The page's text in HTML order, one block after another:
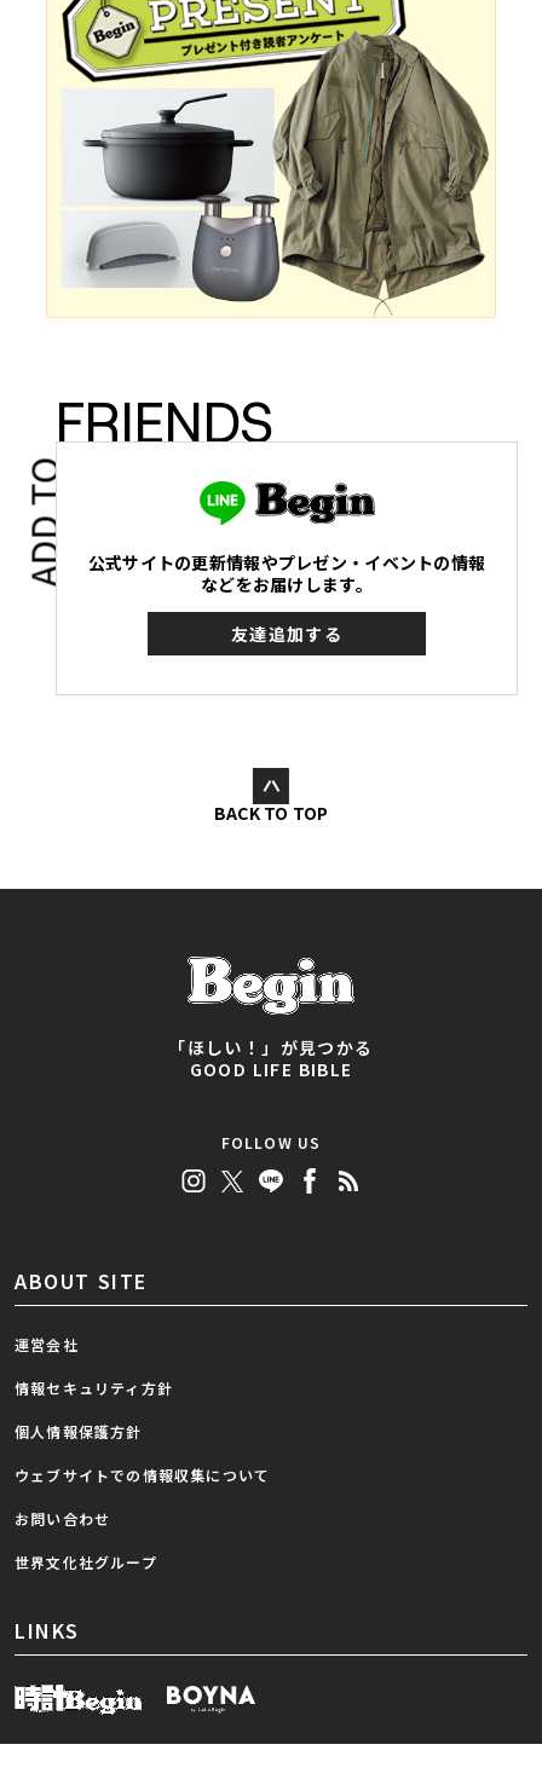
ADD TO
FRIENDS
公式サイトの更新情報やプレゼン・イベントの情報
などをお届けします。
友達追加する
BACK TO TOP
「ほしい！」が見つかる
GOOD LIFE BIBLE
FOLLOW US
ABOUT SITE
運営会社
情報セキュリティ方針
個人情報保護方針
ウェブサイトでの情報収集について
お問い合わせ
世界文化社グループ
LINKS